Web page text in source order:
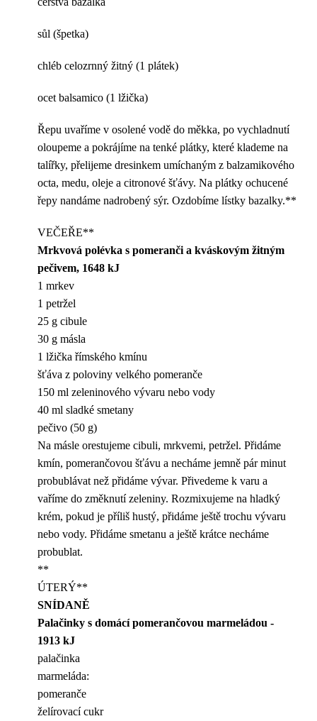
sůl (špetka)
chléb celozrnný žitný (1 plátek)
ocet balsamico (1 lžička)
Řepu uvaříme v osolené vodě do měkka, po vychladnutí
oloupeme a pokrájíme na tenké plátky, které klademe na
talířky, přelijeme dresinkem umíchaným z balzamikového
octa, medu, oleje a citronové šťávy. Na plátky ochucené
řepy nandáme nadrobený sýr. Ozdobíme lístky bazalky.**
VEČEŘE**
Mrkvová polévka s pomeranči a kváskovým žitným
pečivem, 1648 kJ
1 mrkev
1 petržel
25 g cibule
30 g másla
1 lžička římského kmínu
šťáva z poloviny velkého pomeranče
150 ml zeleninového vývaru nebo vody
40 ml sladké smetany
pečivo (50 g)
Na másle orestujeme cibuli, mrkvemi, petržel. Přidáme
kmín, pomerančovou šťávu a necháme jemně pár minut
probublávat než přidáme vývar. Přivedeme k varu a
vaříme do změknutí zeleniny. Rozmixujeme na hladký
krém, pokud je příliš hustý, přidáme ještě trochu vývaru
nebo vody. Přidáme smetanu a ještě krátce necháme
probublat.
**
ÚTERÝ**
SNÍDANĚ
Palačinky s domácí pomerančovou marmeládou -
1913 kJ
palačinka
marmeláda:
pomeranče
želírovací cukr